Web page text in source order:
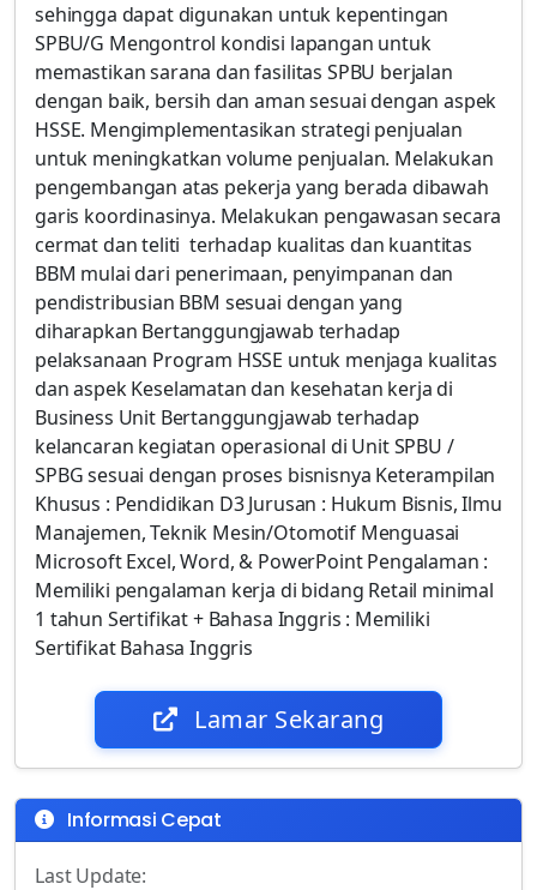
sehingga dapat digunakan untuk kepentingan
SPBU/G Mengontrol kondisi lapangan untuk
memastikan sarana dan fasilitas SPBU berjalan
dengan baik, bersih dan aman sesuai dengan aspek
HSSE. Mengimplementasikan strategi penjualan
untuk meningkatkan volume penjualan. Melakukan
pengembangan atas pekerja yang berada dibawah
garis koordinasinya. Melakukan pengawasan secara
cermat dan teliti terhadap kualitas dan kuantitas
BBM mulai dari penerimaan, penyimpanan dan
pendistribusian BBM sesuai dengan yang
diharapkan Bertanggungjawab terhadap
pelaksanaan Program HSSE untuk menjaga kualitas
dan aspek Keselamatan dan kesehatan kerja di
Business Unit Bertanggungjawab terhadap
kelancaran kegiatan operasional di Unit SPBU /
SPBG sesuai dengan proses bisnisnya Keterampilan
Khusus : Pendidikan D3 Jurusan : Hukum Bisnis, Ilmu
Manajemen, Teknik Mesin/Otomotif Menguasai
Microsoft Excel, Word, & PowerPoint Pengalaman :
Memiliki pengalaman kerja di bidang Retail minimal
1 tahun Sertifikat + Bahasa Inggris : Memiliki
Sertifikat Bahasa Inggris
Lamar Sekarang
Informasi Cepat
Last Update: